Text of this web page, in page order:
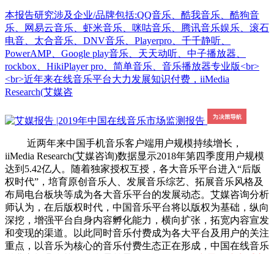
本报告研究涉及企业/品牌包括:QQ音乐、酷我音乐、酷狗音
乐、网易云音乐、虾米音乐、咪咕音乐、腾讯音乐娱乐、滚石
电音、太合音乐、DNV音乐、Playerpro、千千静听、
PowerAMP、Google play音乐、天天动听、中子播放器、
rockbox、HikiPlayer pro、简单音乐、音乐播放器专业版<br>
<br>近年来在线音乐平台大力发展知识付费，iiMedia
Research(艾媒咨
近两年来中国手机音乐客户端用户规模持续增长，
iiMedia Research(艾媒咨询)数据显示2018年第四季度用户规模
达到5.42亿人。随着独家授权互授，各大音乐平台进入“后版
权时代”，培育原创音乐人、发展音乐综艺、拓展音乐风格及
布局电台板块等成为各大音乐平台的发展动态。艾媒咨询分析
师认为，在后版权时代，中国音乐平台将以版权为基础，纵向
深挖，增强平台自身内容孵化能力，横向扩张，拓宽内容宣发
和变现的渠道。以此同时音乐付费成为各大平台及用户的关注
重点，以音乐为核心的音乐付费生态正在形成，中国在线音乐